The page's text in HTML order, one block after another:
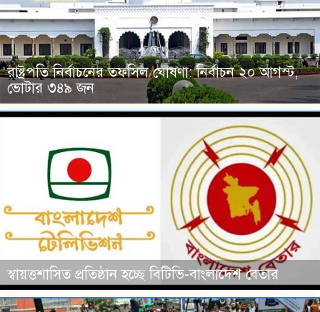
রাষ্ট্রপতি নির্বাচনের তফসিল ঘোষণা: নির্বাচন ২০ আগস্ট,
ভোটার ৩৪৯ জন
স্বায়ত্তশাসিত প্রতিষ্ঠান হচ্ছে বিটিভি-বাংলাদেশ বেতার